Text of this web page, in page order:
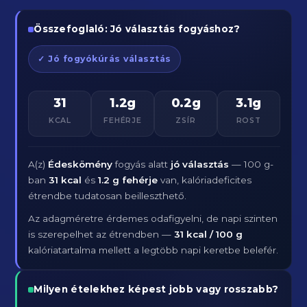
Összefoglaló: Jó választás fogyáshoz?
✓ Jó fogyókúrás választás
31
KCAL
1.2g
FEHÉRJE
0.2g
ZSÍR
3.1g
ROST
A(z) Édesköményfogyás alatt jó választás — 100 g-
ban31 kcal és1.2 g fehérje van, kalóriadeficites
étrendbe tudatosan beilleszthető.
Az adagméretre érdemes odafigyelni, de napi szinten
is szerepelhet az étrendben —31 kcal / 100 g
kalóriatartalma mellett a legtöbb napi keretbe belefér.
Milyen ételekhez képest jobb vagy rosszabb?